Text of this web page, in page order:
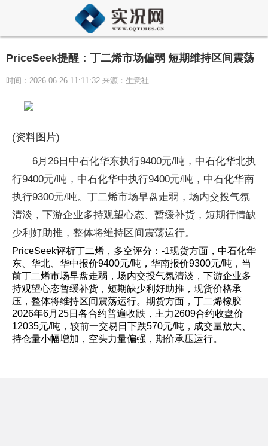
PriceSeek提醒：丁二烯市场偏弱 短期维持区间震荡
时间：2026-06-26 11:11:32 来源：生意社
(资料图片)
6月26日中石化华东执行9400元/吨，中石化华北执
行9400元/吨，中石化华中执行9400元/吨，中石化华南
执行9300元/吨。丁二烯市场早盘走弱，场内交投气氛
清淡，下游企业多持观望心态、暂缓补货，短期行情缺
少利好助推，整体将维持区间震荡运行。
PriceSeek评析丁二烯，多空评分：-1现货方面，中石化华
东、华北、华中报价9400元/吨，华南报价9300元/吨，当
前丁二烯市场早盘走弱，场内交投气氛清淡，下游企业多
持观望心态暂缓补货，短期缺少利好助推，现货价格承
压，整体将维持区间震荡运行。期货方面，丁二烯橡胶
2026年6月25日各合约普遍收跌，主力2609合约收盘价
12035元/吨，较前一交易日下跌570元/吨，成交量放大、
持仓量小幅增加，空头力量偏强，期价承压运行。